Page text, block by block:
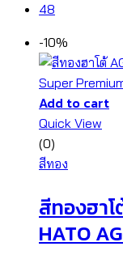
48
-10%
Add to cart
Quick View
(0)
สีทอง
สีทองฮา
HATO